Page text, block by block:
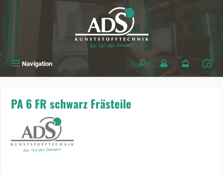
Navigation
PA 6 FR schwarz Frästeile